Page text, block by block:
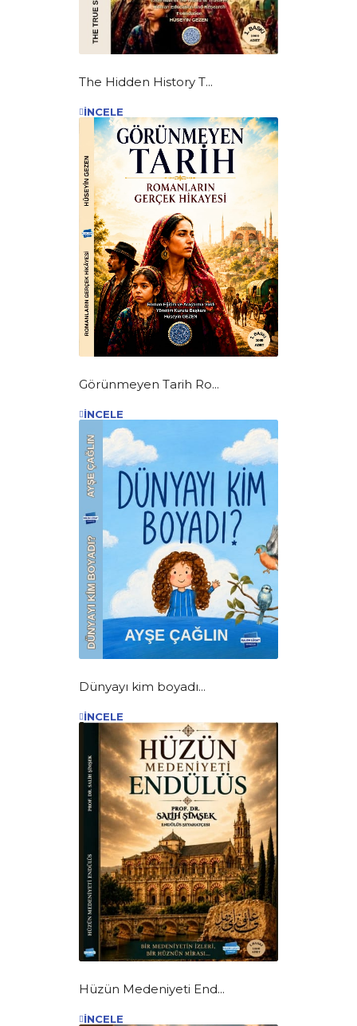
The Hidden History T...
İNCELE
Görünmeyen Tarih Ro...
İNCELE
Dünyayı kim boyadı...
İNCELE
Hüzün Medeniyeti End...
İNCELE